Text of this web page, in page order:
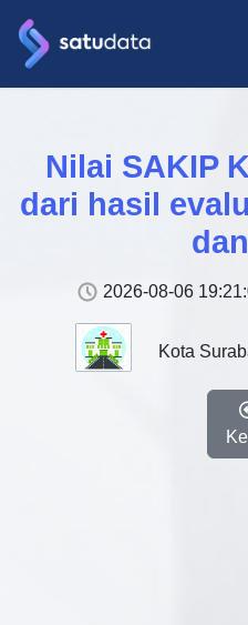
Nilai SAKIP
dari hasil
2026-08-06
Kota